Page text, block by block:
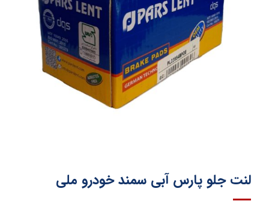
لنت جلو پارس آبی سمند خودرو ملی